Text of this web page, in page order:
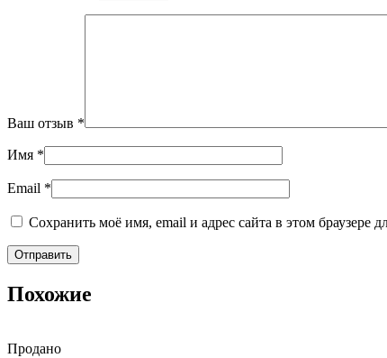
Ваш отзыв *
Имя *
Email *
Сохранить моё имя, email и адрес сайта в этом браузере
Похожие
Продано